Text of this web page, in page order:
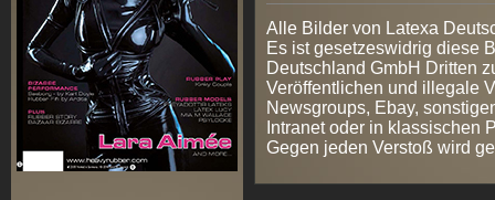
Alle Bilder von Latexa
Es ist gesetzeswidrig diese
Deutschland GmbH Dritten
Veröffentlichen und illegale
Newsgroups, Ebay,
Intranet oder in klassischen
Gegen jeden Verstoß wird